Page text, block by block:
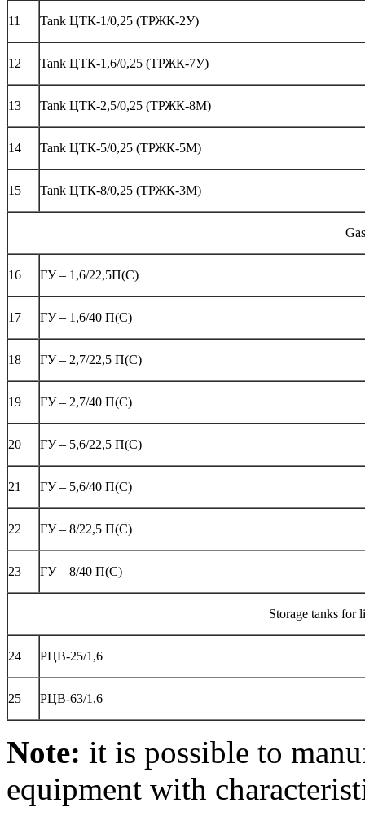
11 Tank ЦТК-1/0,25 (ТРЖК-2У)
12 Tank ЦТК-1,6/0,25 (ТРЖК-7У)
13 Tank ЦТК-2,5/0,25 (ТРЖК-8М)
14 Tank ЦТК-5/0,25 (ТРЖК-5М)
15 Tank ЦТК-8/0,25 (ТРЖК-3М)
16 ГУ – 1,6/22,5П(С)
17 ГУ – 1,6/40 П(С)
18 ГУ – 2,7/22,5 П(С)
19 ГУ – 2,7/40 П(С)
20 ГУ – 5,6/22,5 П(С)
21 ГУ – 5,6/40 П(С)
22 ГУ – 8/22,5 П(С)
23 ГУ – 8/40 П(С)
Storage tanks for
24 РЦВ-25/1,6
25 РЦВ-63/1,6
Note: it is possible to
equipment with